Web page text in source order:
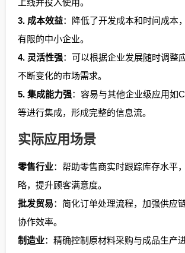
上线并投入使用。
3. 成本效益：降低了开发成本和时间成本
有限的中小企业。
4. 灵活性强：可以根据企业发展随时调整
不断变化的市场需求。
5. 集成能力强：容易与其他企业级应用如
等进行集成，形成完整的信息流。
实际应用场景
零售行业：帮助零售商实时跟踪库存水平
略，提升顾客满意度。
批发贸易：简化订单处理流程，加强供应
协作效率。
制造业：精确控制原材料采购与成品生产